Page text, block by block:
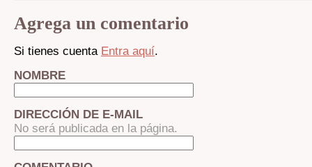
Agrega un comentario
Si tienes cuenta Entra aquí.
NOMBRE
DIRECCIÓN DE E-MAIL
No será publicada en la página.